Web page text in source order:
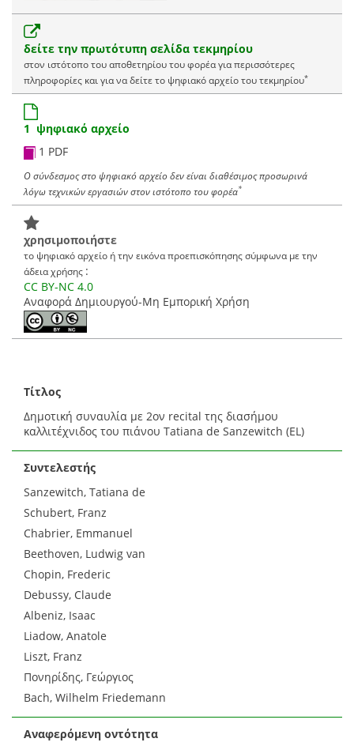
δείτε την πρωτότυπη σελίδα τεκμηρίου
στον ιστότοπο του αποθετηρίου του φορέα για περισσότερες
πληροφορίες και για να δείτε το ψηφιακό αρχείο του τεκμηρίου*
1 ψηφιακό αρχείο
1 PDF
Ο σύνδεσμος στο ψηφιακό αρχείο δεν είναι διαθέσιμος προσωρινά
λόγω τεχνικών εργασιών στον ιστότοπο του φορέα*
χρησιμοποιήστε
το ψηφιακό αρχείο ή την εικόνα προεπισκόπησης σύμφωνα με την
άδεια χρήσης :
CC BY-NC 4.0
Αναφορά Δημιουργού-Μη Εμπορική Χρήση
Τίτλος
Δημοτική συναυλία με 2ον recital της διασήμου
καλλιτέχνιδος του πιάνου Tatiana de Sanzewitch (EL)
Συντελεστής
Sanzewitch, Tatiana de
Schubert, Franz
Chabrier, Emmanuel
Beethoven, Ludwig van
Chopin, Frederic
Debussy, Claude
Albeniz, Isaac
Liadow, Anatole
Liszt, Franz
Πονηρίδης, Γεώργιος
Bach, Wilhelm Friedemann
Αναφερόμενη οντότητα